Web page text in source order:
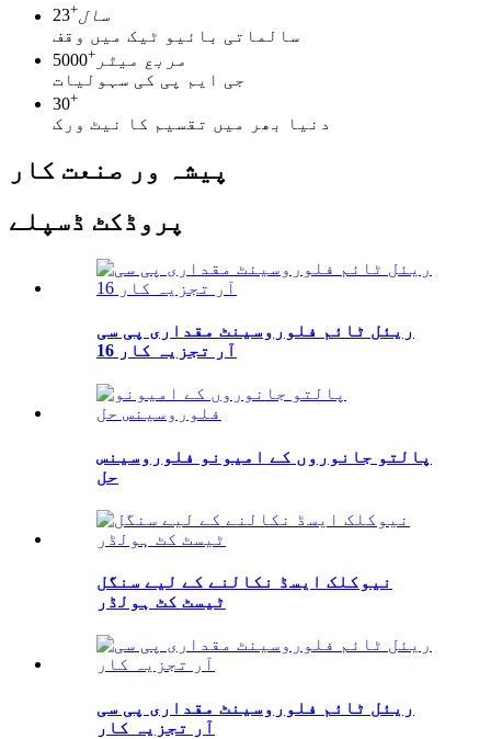
23+سال
سالماتی بائیو ٹیک میں وقف
5000+ مربع میٹر
جی ایم پی کی سہولیات
30+
دنیا بھر میں تقسیم کا نیٹ ورک
پیشہ ور صنعت کار
پروڈکٹ ڈسپلے
ریئل ٹائم فلوروسینٹ مقداری پی سی
آر تجزیہ کار 16
پالتو جانوروں کے امیونو فلوروسینس
حل
نیوکلک ایسڈ نکالنے کے لیے سنگل
ٹیسٹ کٹ ہولڈر
ریئل ٹائم فلوروسینٹ مقداری پی سی
آر تجزیہ کار